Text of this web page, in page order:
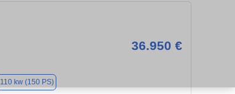
36.950 €
110 kw (150 PS)